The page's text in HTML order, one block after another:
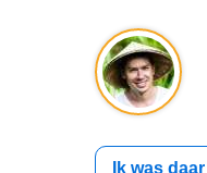
Ik was daar